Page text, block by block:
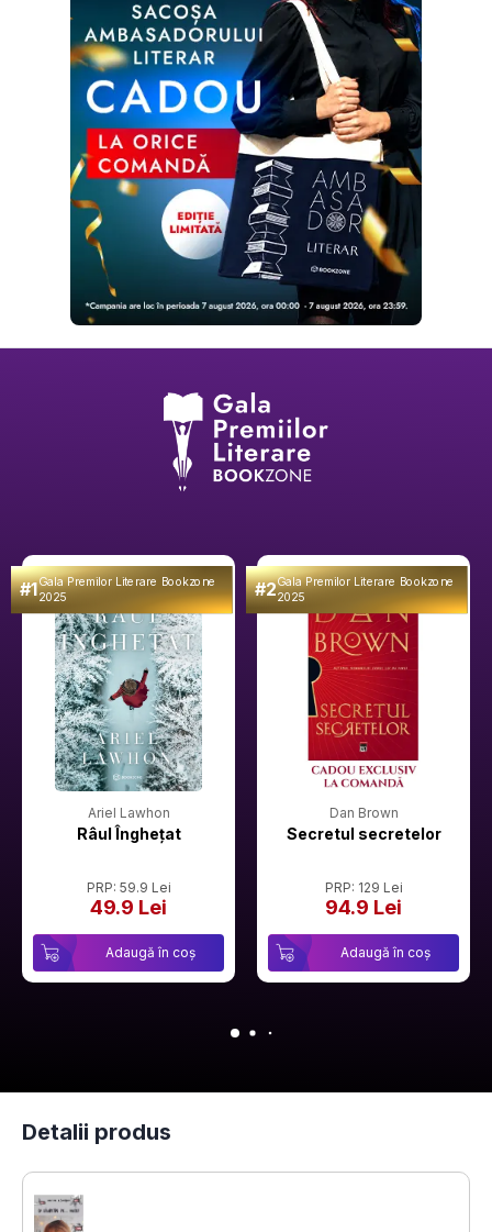
#1Gala Premilor Literare Bookzone
2025
Ariel Lawhon
Râul Înghețat
PRP: 59.9 Lei
49.9 Lei
Adaugă în coș
#2Gala Premilor Literare Bookzone
2025
Dan Brown
Secretul secretelor
PRP: 129 Lei
94.9 Lei
Adaugă în coș
Detalii produs